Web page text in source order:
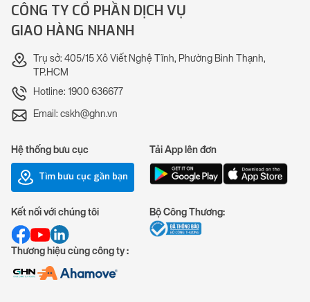
CÔNG TY CỔ PHẦN DỊCH VỤ
GIAO HÀNG NHANH
Trụ sở: 405/15 Xô Viết Nghệ Tĩnh, Phường Bình Thạnh,
TP.HCM
Hotline: 1900 636677
Email: cskh@ghn.vn
Hệ thống bưu cục
Tìm bưu cục gần bạn
Tải App lên đơn
Kết nối với chúng tôi
Thương hiệu cùng công ty :
Bộ Công Thương: